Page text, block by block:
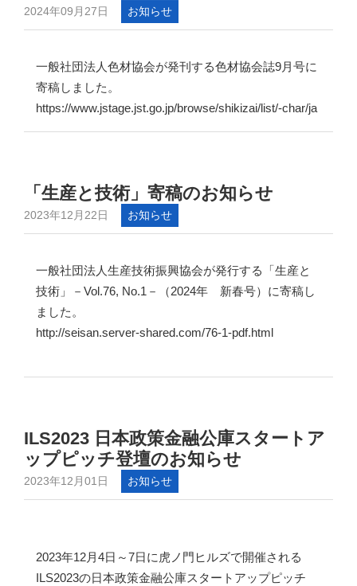
2024年09月27日 お知らせ
一般社団法人色材協会が発刊する色材協会誌9月号に
寄稿しました。
https://www.jstage.jst.go.jp/browse/shikizai/list/-char/ja
「生産と技術」寄稿のお知らせ
2023年12月22日 お知らせ
一般社団法人生産技術振興協会が発行する「生産と
技術」－Vol.76, No.1－（2024年 新春号）に寄稿し
ました。
http://seisan.server-shared.com/76-1-pdf.html
ILS2023 日本政策金融公庫スタートア
ップピッチ登壇のお知らせ
2023年12月01日 お知らせ
2023年12月4日～7日に虎ノ門ヒルズで開催される
ILS2023の日本政策金融公庫スタートアップピッチ